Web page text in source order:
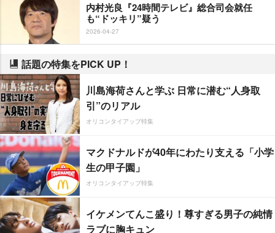
内村光良『24時間テレビ』総合司会就任
も“ドッキリ”疑う
2026-04-27
話題の特集をPICK UP！
川島海荷さんと学ぶ 日常に潜む“人身取
引”のリアル
オリコンタイアップ特集
マクドナルドが40年にわたり支える「小学
生の甲子園」
オリコンタイアップ特集
イケメンてんこ盛り！尊すぎる男子の純情
ラブに胸キュン